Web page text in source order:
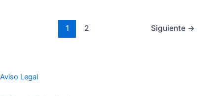
1 2 Siguiente →
Aviso Legal